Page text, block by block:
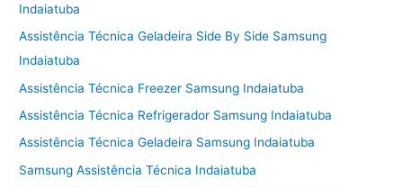
Indaiatuba
Assistência Técnica Geladeira Side By Side Samsung
Indaiatuba
Assistência Técnica Freezer Samsung Indaiatuba
Assistência Técnica Refrigerador Samsung Indaiatuba
Assistência Técnica Geladeira Samsung Indaiatuba
Samsung Assistência Técnica Indaiatuba